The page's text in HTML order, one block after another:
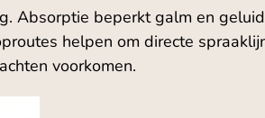
Absorptie beperkt galm en
helpen om directe
voorkomen.